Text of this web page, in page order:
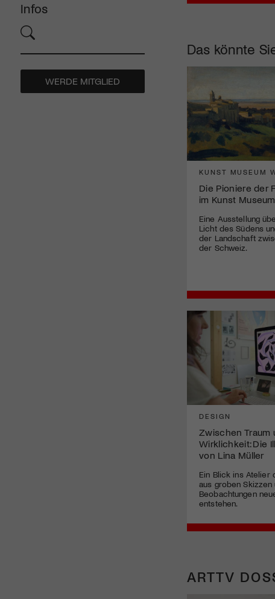
Infos
WERDE MITGLIED
Das könnte
KUNST MUSEUM
Die Pioniere der
im Kunst
Eine Ausstellung
Licht des Südens
der Landschaft
der Schweiz.
DESIGN
Zwischen Traum
Wirklichkeit: Die
von Lina Müller
Ein Blick ins Atelier
aus groben Skizzen
Beobachtungen
entstehen.
ARTTV